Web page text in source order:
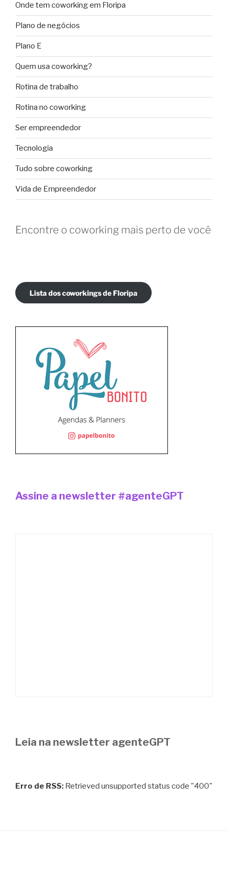
Onde tem coworking em Floripa
Plano de negócios
Plano E
Quem usa coworking?
Rotina de trabalho
Rotina no coworking
Ser empreendedor
Tecnologia
Tudo sobre coworking
Vida de Empreendedor
Encontre o coworking mais perto de você
Lista dos coworkings de Floripa
Assine a newsletter #agenteGPT
Leia na newsletter agenteGPT
Erro de RSS: Retrieved unsupported status code "400"